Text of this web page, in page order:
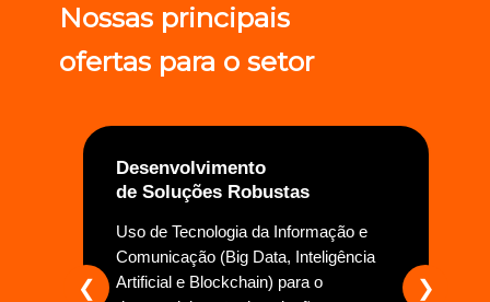
Nossas principais
ofertas para o setor
❮ ❯
Desenvolvimento
de Soluções Robustas
Uso de Tecnologia da Informação e
Comunicação (Big Data, Inteligência
Artificial e Blockchain) para o